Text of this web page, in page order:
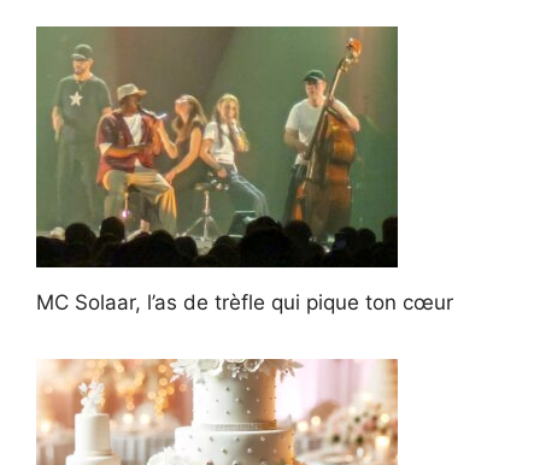
MC Solaar, l’as de trèfle qui pique ton cœur